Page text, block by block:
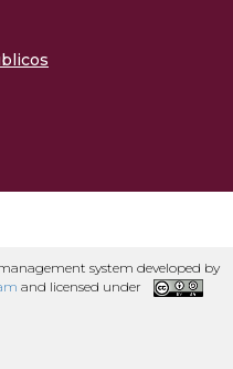
system developed by
and licensed under